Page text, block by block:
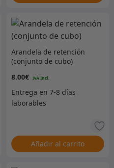
Arandela de retención
(conjunto de cubo)
8.00€
Añadir al carrito